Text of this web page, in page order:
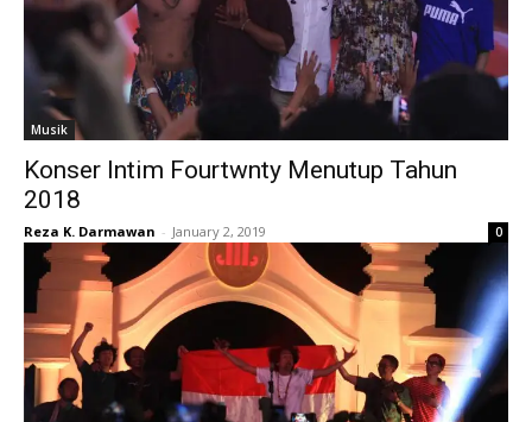
Musik
Konser Intim Fourtwnty Menutup Tahun
2018
Reza K. Darmawan - January 2, 2019 0